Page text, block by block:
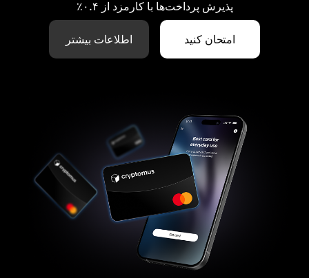
پذیرش پرداخت‌ها با کارمزد از ۰.۴٪
امتحان کنید اطلاعات بیشتر